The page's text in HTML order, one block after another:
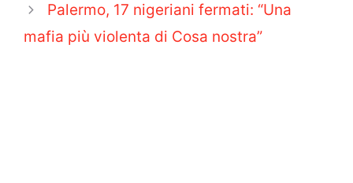
Palermo, 17 nigeriani fermati: “Una
mafia più violenta di Cosa nostra”